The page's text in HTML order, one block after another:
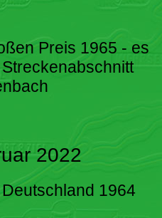
Preis 1965 - es
2022
1964